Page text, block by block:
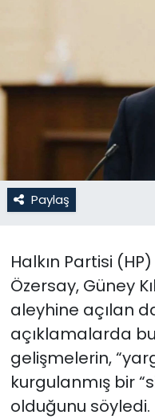
Paylaş
Halkın Partisi
Özersay, Güney
aleyhine açılan
açıklamalarda
gelişmelerin,
kurgulanmış bir
olduğunu söyledi.
Magazin
Nöbetçi
Otomobil
SAĞLIK
Spor
Teknoloji
TÜRKiYE